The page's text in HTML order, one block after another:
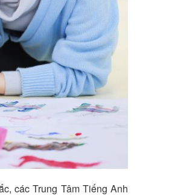
các Trung Tâm Tiếng Anh